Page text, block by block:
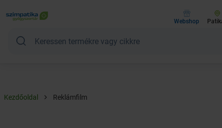
Webshop
Kezdőoldal Reklámfilm